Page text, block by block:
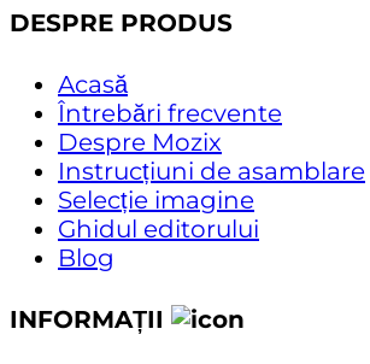
DESPRE PRODUS
Acasă
Întrebări frecvente
Despre Mozix
Instrucțiuni de asamblare
Selecție imagine
Ghidul editorului
Blog
INFORMAȚII